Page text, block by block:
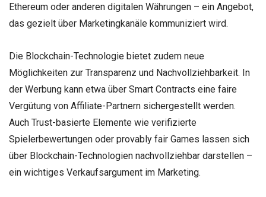
Ethereum oder anderen digitalen Währungen – ein Angebot,
das gezielt über Marketingkanäle kommuniziert wird.
Die Blockchain-Technologie bietet zudem neue
Möglichkeiten zur Transparenz und Nachvollziehbarkeit. In
der Werbung kann etwa über Smart Contracts eine faire
Vergütung von Affiliate-Partnern sichergestellt werden.
Auch Trust-basierte Elemente wie verifizierte
Spielerbewertungen oder provably fair Games lassen sich
über Blockchain-Technologien nachvollziehbar darstellen –
ein wichtiges Verkaufsargument im Marketing.